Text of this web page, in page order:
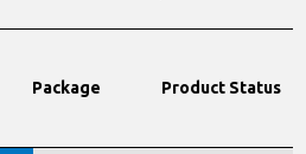
Package Product Status